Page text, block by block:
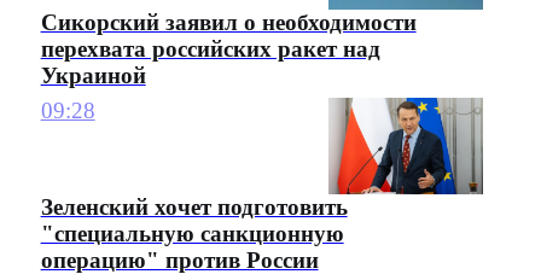
Сикорский заявил о необходимости
перехвата российских ракет над
Украиной
09:28
Зеленский хочет подготовить
"специальную санкционную
операцию" против России